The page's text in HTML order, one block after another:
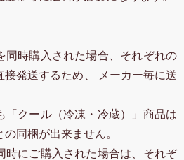
同時購入された場合、それぞれの
接発送するため、 メーカー毎に送
「クール（冷凍・冷蔵）」商品は
同梱が出来ません。
時にご購入された場合は、それぞ